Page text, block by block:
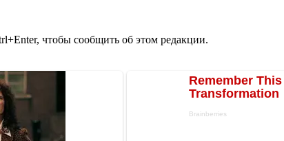
чтобы сообщить об этом редакции.